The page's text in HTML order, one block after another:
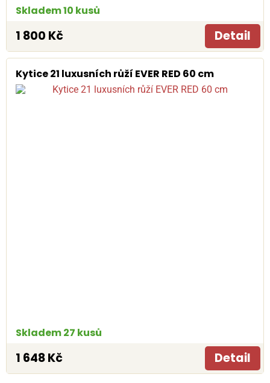
Skladem 10 kusů
1 800 Kč Detail
Kytice 21 luxusních růží EVER RED 60 cm
Skladem 27 kusů
1 648 Kč Detail